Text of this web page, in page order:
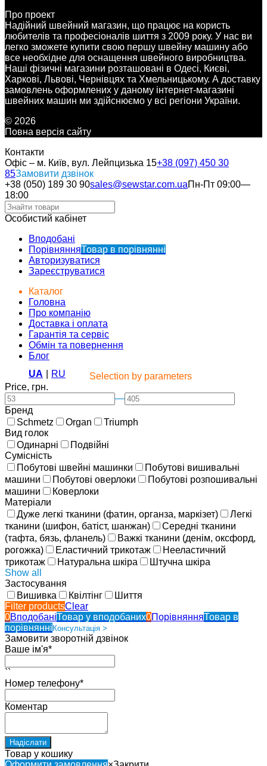
Про проект
Надійний швейний магазин, що працює на користь
любителів та професіоналів шиття з 2009 року. У нас ви
легко зможете купити свою першу швейну машину або
все необхідне для оснащення швейного виробництва.
Наші фізичні магазини розташовані в Одесі, Києві,
Харкові, Львові, Чернівцях та Хмельницькому. А доставку
замовлень оформлених у даному інтернет-магазині
швейних машин ми здійснюємо у всі регіони України.
© 2026
Повна версія сайту
Контакти
Офіс – м. Київ, вул. Лейпцизька 15+38 (097) 450 30
85Замовити дзвінок
+38 (050) 189 30 90sales@sewstar.com.uaПн-Пт 09:00—
18:00
Особистий кабінет
Вподобані
ПорівнянняТовар в порівнянні
Авторизуватися
Зареєструватися
Каталог
Головна
Про компанію
Доставка і оплата
Гарантія та сервіс
Обмін та повернення
Блог
UA
RU
Selection by parameters
Price, грн.
—
Бренд
Schmetz
Organ
Triumph
Вид голок
Одинарні
Подвійні
Сумісність
Побутові швейні машинки
Побутові вишивальні
машини
Побутові оверлоки
Побутові розпошивальні
машини
Коверлоки
Матеріали
Дуже легкі тканини (фатин, органза, маркізет)
Легкі
тканини (шифон, батіст, шанжан)
Середні тканини
(тафта, бязь, фланель)
Важкі тканини (денім, оксфорд,
рогожка)
Еластичний трикотаж
Нееластичний
трикотаж
Натуральна шкіра
Штучна шкіра
Show all
Застосування
Вишивка
Квілтінг
Шиття
Filter productsClear
0ВподобаніТовар у вподобаних0ПорівнянняТовар в
порівнянні Консультація >
Замовити зворотній дзвінок
Ваше ім'я*
``
Номер телефону*
Коментар
Товар у кошику